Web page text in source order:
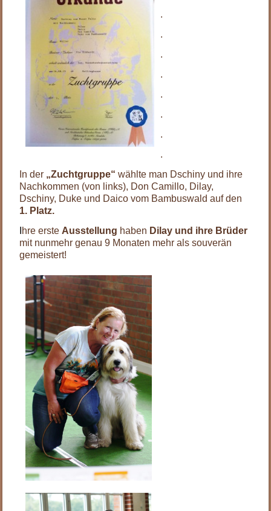
.
.
.
.
.
.
.
.
In der „Zuchtgruppe“ wählte man Dschiny und ihre
Nachkommen (von links), Don Camillo, Dilay,
Dschiny, Duke und Daico vom Bambuswald auf den
1. Platz.
hre erste Ausstellung haben Dilay und ihre Brüder
mit nunmehr genau 9 Monaten mehr als souverän
gemeistert!